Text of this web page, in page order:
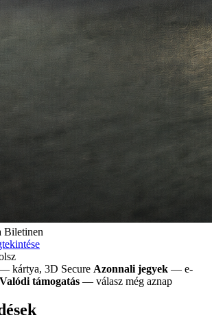
Biletinen
kártya, 3D Secure Azonnali jegyek — e-
Valódi támogatás — válasz még aznap